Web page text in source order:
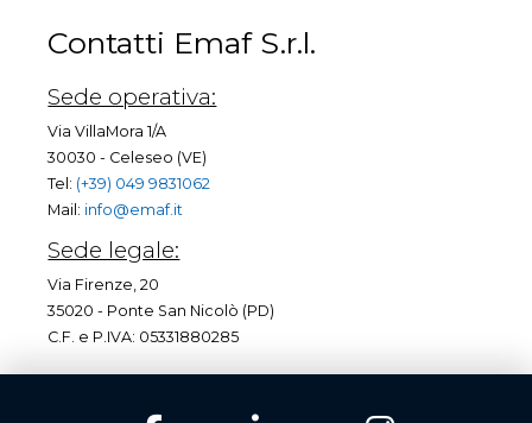
Contatti Emaf S.r.l.
Sede operativa:
Via VillaMora 1/A
30030 - Celeseo (VE)
Tel: (+39) 049 9831062
Mail: info@emaf.it
Sede legale:
Via Firenze, 20
35020 - Ponte San Nicolò (PD)
C.F. e P.IVA: 05331880285